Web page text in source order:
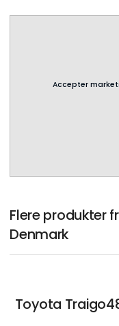
Accepter
Flere produkter
Denmark
Toyota